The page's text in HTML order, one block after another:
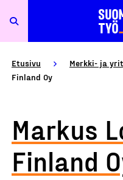
Etusivu Merkki- ja
Finland Oy
Markus
Finland